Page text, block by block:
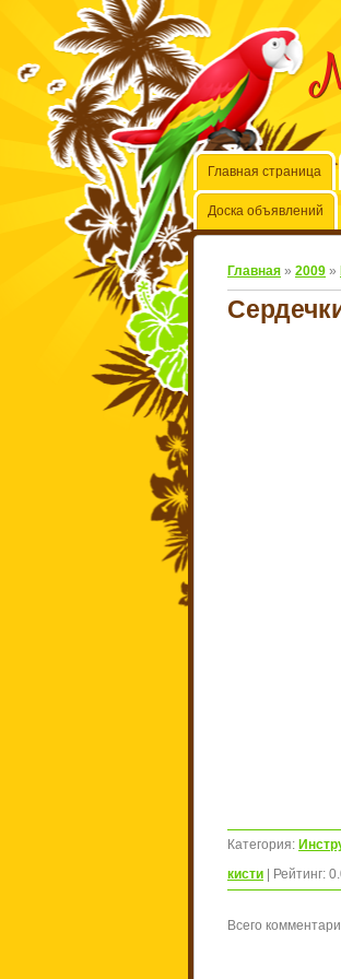
Главная страница
Доска объявлений
Главная » 2009 »
Категория:
кисти
Рейтинг:
Всего